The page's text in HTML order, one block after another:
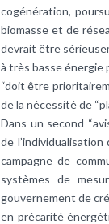
cogénération,
biomasse et de
devrait être
à très basse énergie
“doit être
de la nécessité de
Dans un second
de
campagne de
systèmes de
gouvernement de
en précarité